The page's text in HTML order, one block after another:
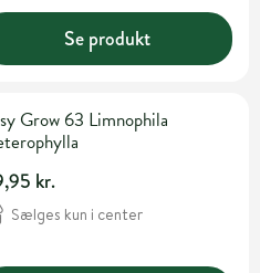
Se produkt
Grow 63 Limnophila
kr.
Sælges kun i center